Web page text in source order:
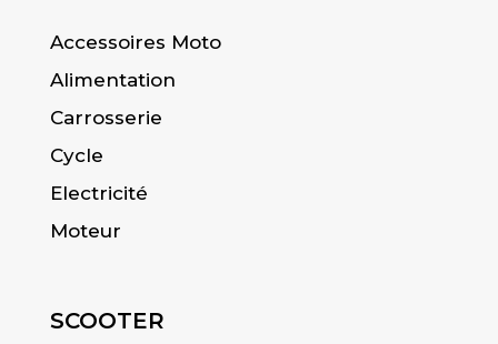
Accessoires Moto
Alimentation
Carrosserie
Cycle
Electricité
Moteur
SCOOTER